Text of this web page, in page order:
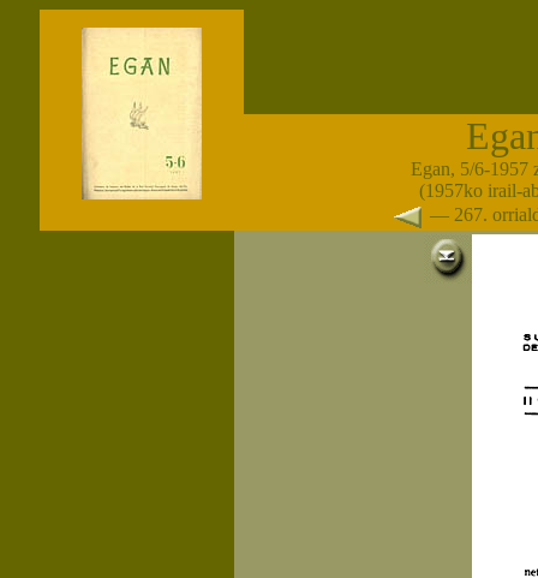
Egan, 5/6-1957
(1957ko irail-
— 267.